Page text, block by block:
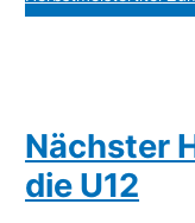
Nächster
die U12